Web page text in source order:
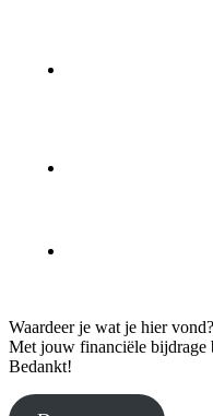
Waardeer je wat je hier vond?
Met jouw financiële
Bedankt!